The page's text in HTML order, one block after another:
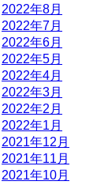
2022年8月
2022年7月
2022年6月
2022年5月
2022年4月
2022年3月
2022年2月
2022年1月
2021年12月
2021年11月
2021年10月